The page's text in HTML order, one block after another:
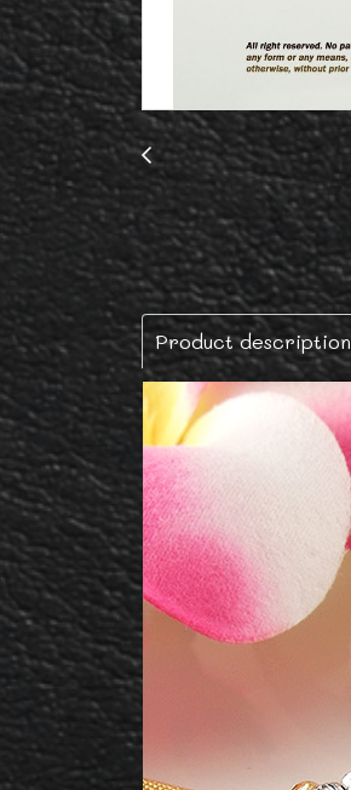
Product description